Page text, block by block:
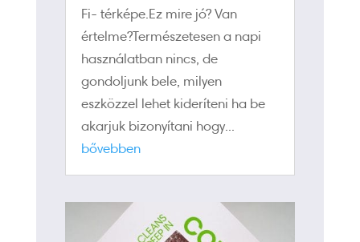
Fi- térképe.Ez mire jó? Van
értelme?Természetesen a napi
használatban nincs, de
gondoljunk bele, milyen
eszközzel lehet kideríteni ha be
akarjuk bizonyítani hogy...
bővebben